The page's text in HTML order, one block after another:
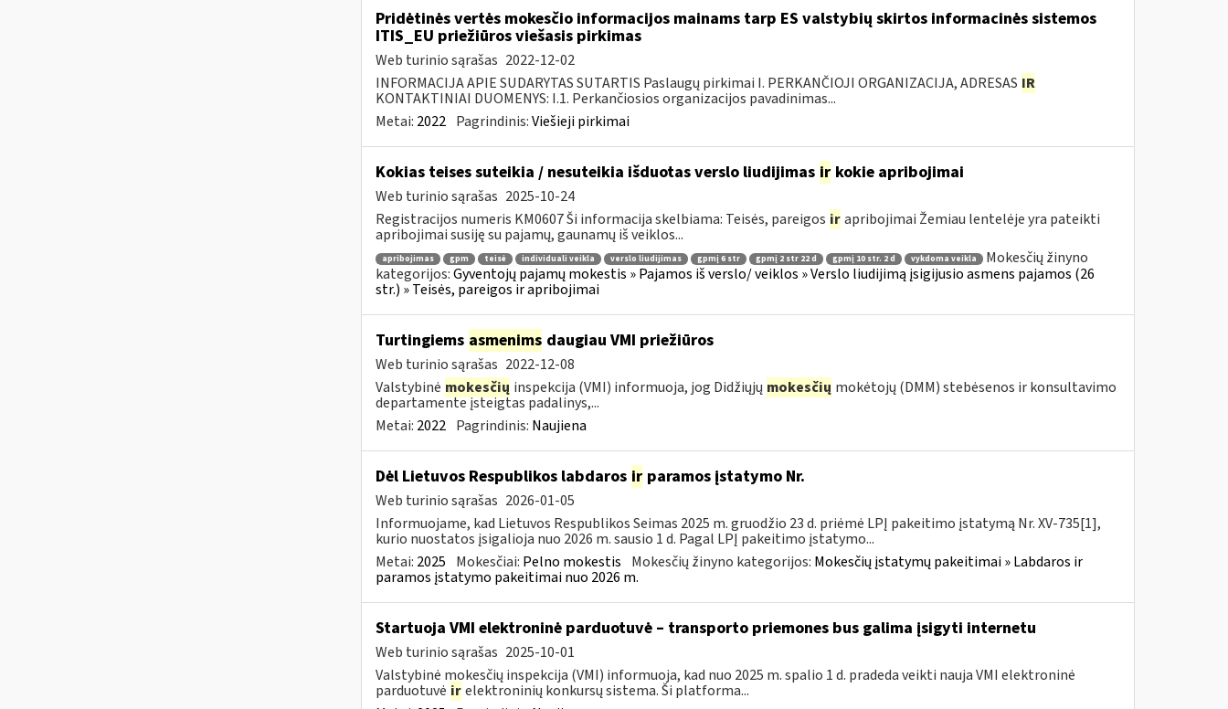
Pridėtinės vertės mokesčio informacijos mainams tarp ES valstybių skirtos informacinės sistemos
ITIS_EU priežiūros viešasis pirkimas
Web turinio sąrašas 2022-12-02
INFORMACIJA APIE SUDARYTAS SUTARTIS Paslaugų pirkimai I. PERKANČIOJI ORGANIZACIJA, ADRESAS IR
KONTAKTINIAI DUOMENYS: I.1. Perkančiosios organizacijos pavadinimas...
Metai: 2022 Pagrindinis:Viešieji pirkimai
Kokias teises suteikia / nesuteikia išduotas verslo liudijimas irkokie apribojimai
Web turinio sąrašas 2025-10-24
Registracijos numeris KM0607 Ši informacija skelbiama: Teisės, pareigos ir apribojimai Žemiau lentelėje yra pateikti
apribojimai susiję su pajamų, gaunamų iš veiklos...
apribojimas gpm teisė individuali veikla verslo liudijimas gpmį 6 str gpmį 2 str 22 d gpmį 10 str. 2 d vykdoma veikla
Mokesčių žinyno
kategorijos:Gyventojų pajamų mokestis » Pajamos iš verslo/ veiklos » Verslo liudijimą įsigijusio asmens pajamos (26
str.) » Teisės, pareigos ir apribojimai
Turtingiems asmenims daugiau VMI priežiūros
Web turinio sąrašas 2022-12-08
Valstybinė mokesčių inspekcija (VMI) informuoja, jog Didžiųjų mokesčių mokėtojų (DMM) stebėsenos ir konsultavimo
departamente įsteigtas padalinys,...
Metai: 2022 Pagrindinis: Naujiena
Dėl Lietuvos Respublikos labdaros irparamos įstatymo Nr.
Web turinio sąrašas 2026-01-05
Informuojame, kad Lietuvos Respublikos Seimas 2025 m. gruodžio 23 d. priėmė LPĮ pakeitimo įstatymą Nr. XV-735[1],
kurio nuostatos įsigalioja nuo 2026 m. sausio 1 d. Pagal LPĮ pakeitimo įstatymo...
Metai: 2025 Mokesčiai: Pelno mokestis Mokesčių žinyno kategorijos: Mokesčių įstatymų pakeitimai » Labdaros ir
paramos įstatymo pakeitimai nuo 2026 m.
Startuoja VMI elektroninė parduotuvė – transporto priemones bus galima įsigyti internetu
Web turinio sąrašas 2025-10-01
Valstybinė mokesčių inspekcija (VMI) informuoja, kad nuo 2025 m. spalio 1 d. pradeda veikti nauja VMI elektroninė
parduotuvė ir elektroninių konkursų sistema. Ši platforma...